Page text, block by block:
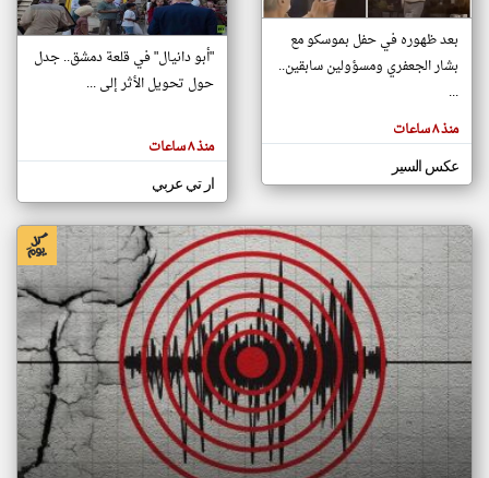
تغيير الدولة
اخبار سوريا على مدار الساعة
أهم اخبار سوريا العاجلة والمباشرة
الموجوده
هنا عن
كاتبيها.
بعد ظهوره في حفل بموسكو مع
بشار الجعفري ومسؤولين سابقين..
...
منذ ٨ ساعات
عكس السير
"أبو دانيال" في قلعة دمشق.. جدل
حول تحويل الأثر إلى ...
منذ ٨ ساعات
ار تي عربي
klyoum.com